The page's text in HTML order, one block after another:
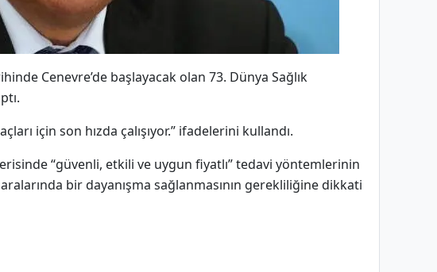
Cenevre’de başlayacak olan 73. Dünya Sağlık
için son hızda çalışıyor.” ifadelerini kullandı.
“güvenli, etkili ve uygun fiyatlı” tedavi yöntemlerinin
bir dayanışma sağlanmasının gerekliliğine dikkati